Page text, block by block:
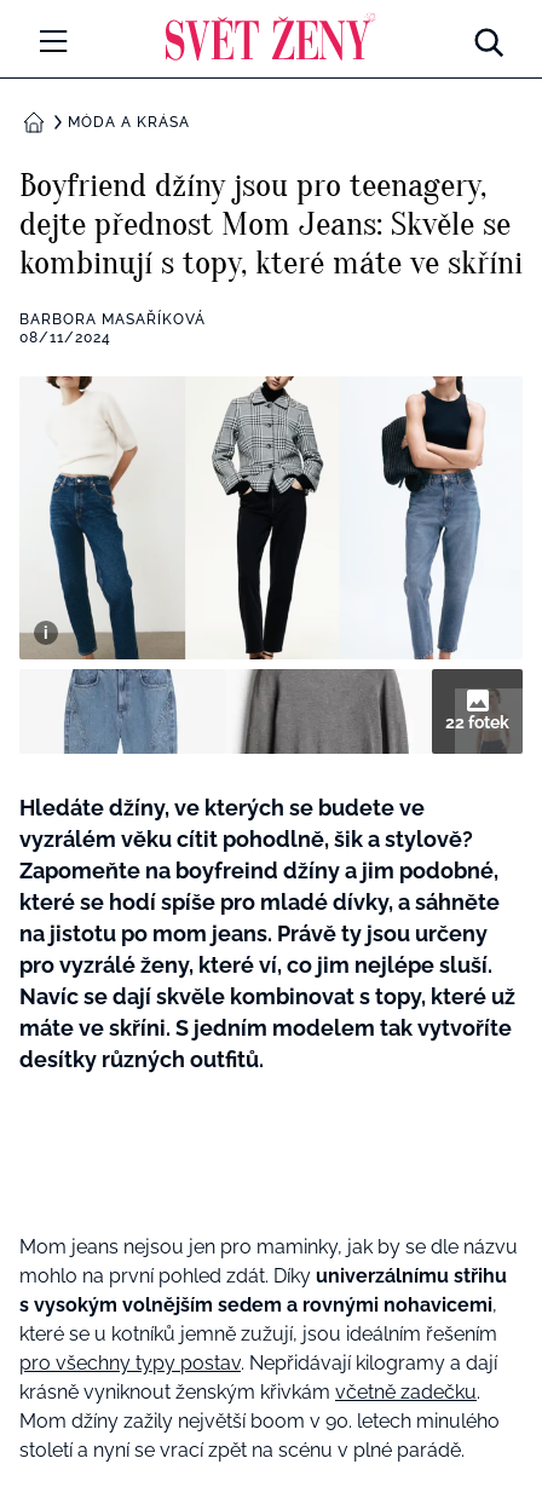
Všechny kategorie
Rozhovory
RETROHUBKY
Všechny kategorie
Seberozvoj
Všechny kategorie
Životní styl
Všechny kategorie
Testy a kvízy
BYDLENÍ
Všechny kategorie
Tvoření
Rady a tipy
BurdaMedia
SVĚT ŽENY - 599 KČ
ROČNÍ PŘEDPLATNÉ SVĚT ŽENY +
SADA PRODUKTŮ MANA (10 ks)
DOMŮMÓDA A KRÁSA
Boyfriend džíny jsou pro teenagery,
dejte přednost Mom Jeans: Skvěle se
kombinují s topy, které máte ve skříni
BARBORA MASAŘÍKOVÁ
08/11/2024
22 fotek
Hledáte džíny, ve kterých se budete ve
vyzrálém věku cítit pohodlně, šik a stylově?
Zapomeňte na boyfreind džíny a jim podobné,
které se hodí spíše pro mladé dívky, a sáhněte
na jistotu po mom jeans. Právě ty jsou určeny
pro vyzrálé ženy, které ví, co jim nejlépe sluší.
Navíc se dají skvěle kombinovat s topy, které už
máte ve skříni. S jedním modelem tak vytvoříte
desítky různých outfitů.
Mom jeans nejsou jen pro maminky, jak by se dle názvu
mohlo na první pohled zdát. Díky univerzálnímu střihu
s vysokým volnějším sedem a rovnými nohavicemi,
které se u kotníků jemně zužují, jsou ideálním řešením
pro všechny typy postav. Nepřidávají kilogramy a dají
krásně vyniknout ženským křivkám včetně zadečku.
Mom džíny zažily největší boom v 90. letech minulého
století a nyní se vrací zpět na scénu v plné parádě.